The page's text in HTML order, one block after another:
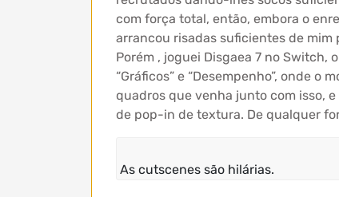
com força total, então, embora o
arrancou risadas suficientes de
Porém , joguei Disgaea 7 no Switch,
“Gráficos” e “Desempenho”, onde
quadros que venha junto com isso,
de pop-in de textura. De qualquer
As cutscenes são hilárias.